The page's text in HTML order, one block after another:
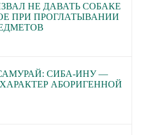
НЕ ДАВАТЬ СОБАКЕ
ПРИ ПРОГЛАТЫВАНИИ
СИБА-ИНУ —
АБОРИГЕННОЙ